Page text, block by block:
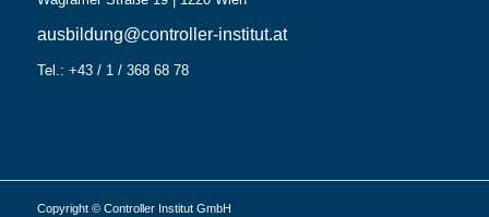
ausbildung@controller-institut.at
Tel.: +43 / 1 / 368 68 78
Copyright © Controller Institut GmbH